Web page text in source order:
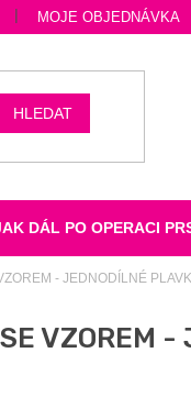
MOJE OBJEDNÁVKA
HLEDAT
DÁL PO OPERACI
- JEDNODÍLNÉ
VZOREM -